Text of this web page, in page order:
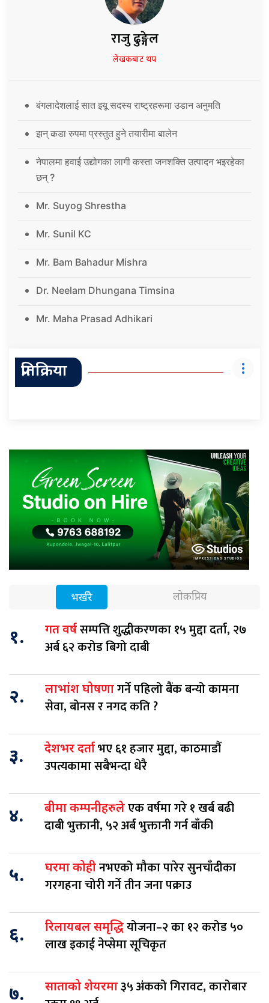
राजु ढुङ्गेल
लेखकबाट थप
बंगलादेशलाई सात इयू सदस्य राष्ट्रहरूमा उडान अनुमति
झन् कडा रुपमा प्रस्तुत हुने तयारीमा बालेन
नेपालमा हवाई उद्योगका लागी कस्ता जनशक्ति उत्पादन भइरहेका
छन् ?
Mr. Suyog Shrestha
Mr. Sunil KC
Mr. Bam Bahadur Mishra
Dr. Neelam Dhungana Timsina
Mr. Maha Prasad Adhikari
प्रतिक्रिया
भर्खरै लोकप्रिय
१. गत वर्षसम्पत्ति शुद्धीकरणका १५ मुद्दा दर्ता, २७
अर्ब ६२ करोड बिगो दाबी
२. लाभांश घोषणागर्ने पहिलो बैंक बन्यो कामना
सेवा, बोनस र नगद कति ?
३. देशभर दर्ताभए ६१ हजार मुद्दा, काठमाडौं
उपत्यकामा सबैभन्दा धेरै
४. बीमा कम्पनीहरुलेएक वर्षमा गरे १ खर्ब बढी
दाबी भुक्तानी, ५२ अर्ब भुक्तानी गर्न बाँकी
५. घरमा कोहीनभएको मौका पारेर सुनचाँदीका
गरगहना चोरी गर्ने तीन जना पक्राउ
६. रिलायबल समृद्धियोजना–२ का १२ करोड ५०
लाख इकाई नेप्सेमा सूचिकृत
७. साताको शेयरमा३५ अंकको गिरावट, कारोबार